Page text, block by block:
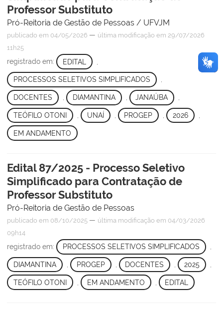
Professor Substituto
Pró-Reitoria de Gestão de Pessoas / UFVJM
publicado em 04/05/2026 — última modificação em 29/07/2026
11h25
registrado em: EDITAL
PROCESSOS SELETIVOS SIMPLIFICADOS ,
DOCENTES DIAMANTINA JANAÚBA
TEÓFILO OTONI UNAÍ PROGEP , 2026
EM ANDAMENTO
Edital 87/2025 - Processo Seletivo
Simplificado para Contratação de
Professor Substituto
Pró-Reitoria de Gestão de Pessoas
publicado em 08/10/2025 — última modificação em 04/03/2026
09h14
registrado em: PROCESSOS SELETIVOS SIMPLIFICADOS ,
DIAMANTINA PROGEP DOCENTES , 2025
TEÓFILO OTONI EM ANDAMENTO EDITAL